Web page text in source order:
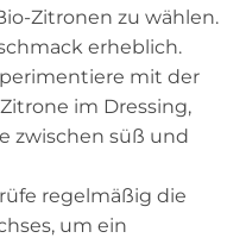
Zitronen zu wählen.
erheblich.
mit der
im Dressing,
zwischen süß und
regelmäßig die
um ein